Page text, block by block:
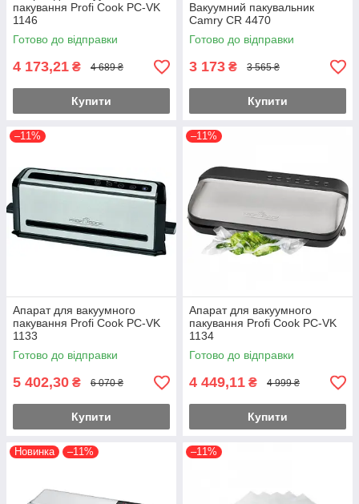
пакування Profi Cook PC-VK
1146
Готово до відправки
4 173,21 ₴ 4 689 ₴
Купити
Вакуумний пакувальник
Camry CR 4470
Готово до відправки
3 173 ₴ 3 565 ₴
Купити
–11%
Апарат для вакуумного
пакування Profi Cook PC-VK
1133
Готово до відправки
5 402,30 ₴ 6 070 ₴
Купити
–11%
Апарат для вакуумного
пакування Profi Cook PC-VK
1134
Готово до відправки
4 449,11 ₴ 4 999 ₴
Купити
Новинка –11% –11%